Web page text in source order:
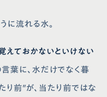
に流れる水。
えておかないといけない
葉に、水だけでなく暮
り前”が、当たり前ではな